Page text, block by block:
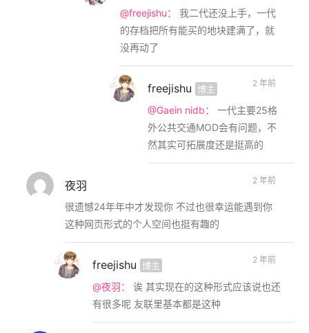
@freejishu：
我二代还没上手，一代
的存档把所有能买的地块建满了，就
没再动了
freejishu 博主
@Gaein nidb：
一代主要25格
外公共交通MOD会有问题，不
然其实可拓展度还是挺高的
2 年前
夜羽
很遗憾24年年中才发现你 不过也很幸运能遇到你
这种网页形式的个人空间也挺有趣的
2 年前
freejishu 博主
@夜羽：
诶 其实现在的这种形式应该说也还
有很多呢 友联里基本都是这种
2 年前